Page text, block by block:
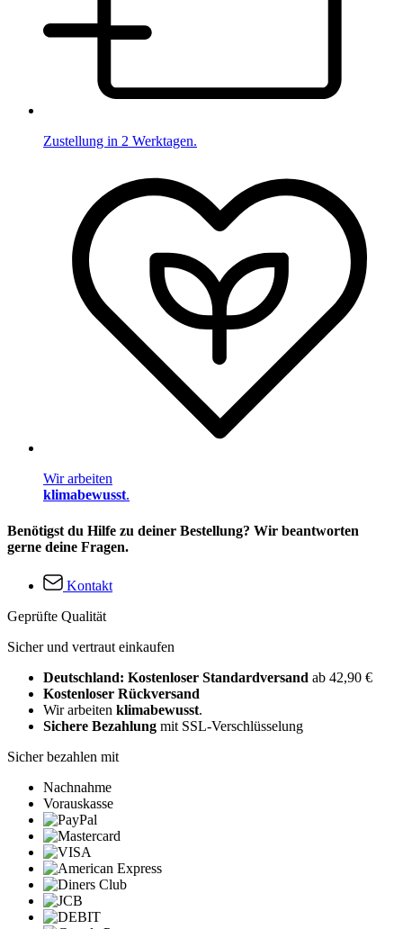
Zustellung in 2 Werktagen.
Wir arbeiten
klimabewusst.
Benötigst du Hilfe zu deiner Bestellung? Wir beantworten
gerne deine Fragen.
Kontakt
Geprüfte Qualität
Sicher und vertraut einkaufen
Deutschland: Kostenloser Standardversand ab 42,90 €
Kostenloser Rückversand
Wir arbeiten klimabewusst.
Sichere Bezahlung mit SSL-Verschlüsselung
Sicher bezahlen mit
Nachnahme
Vorauskasse